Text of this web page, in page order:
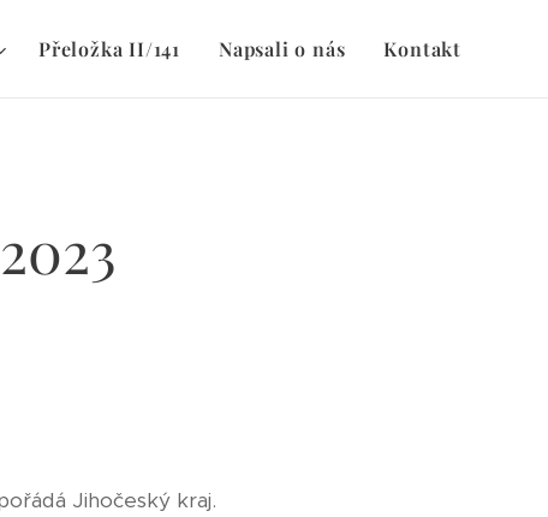
Přeložka II/141 Napsali o nás Kontakt
Jihočeský kraj.